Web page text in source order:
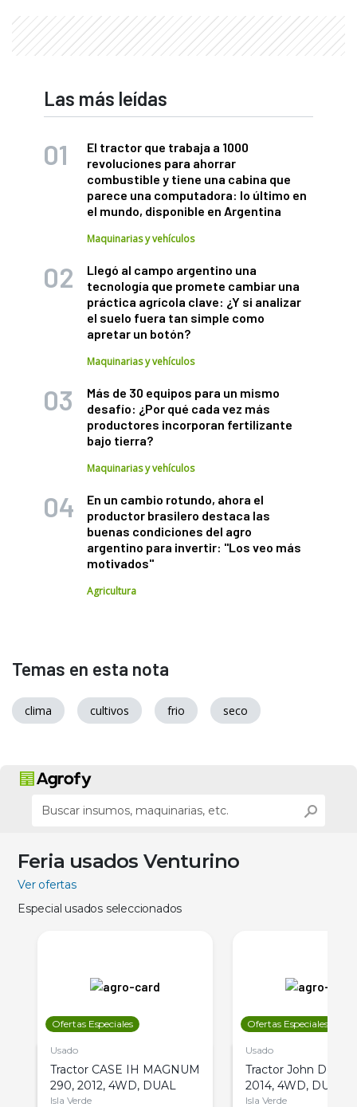
Las más leídas
El tractor que trabaja a 1000
revoluciones para ahorrar
combustible y tiene una cabina que
parece una computadora: lo último en
el mundo, disponible en Argentina
Maquinarias y vehículos
Llegó al campo argentino una
tecnología que promete cambiar una
práctica agrícola clave: ¿Y si analizar
el suelo fuera tan simple como
apretar un botón?
Maquinarias y vehículos
Más de 30 equipos para un mismo
desafío: ¿Por qué cada vez más
productores incorporan fertilizante
bajo tierra?
Maquinarias y vehículos
En un cambio rotundo, ahora el
productor brasilero destaca las
buenas condiciones del agro
argentino para invertir: "Los veo más
motivados"
Agricultura
Temas en esta nota
clima cultivos frio seco
Feria usados Venturino
Ver ofertas
Especial usados seleccionados
Ofertas Especiales
Usado
Tractor CASE IH MAGNUM
290, 2012, 4WD, DUAL
Isla Verde
Ofertas Especiales
Usado
Tractor John Deere
2014, 4WD, DUAL
Isla Verde